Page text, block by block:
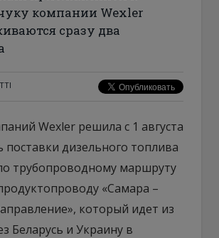
компании Wexler
сразу два
Wexler решила с 1 августа
поставки дизельного топлива
трубопроводному маршруту
«Самара –
который идет из
Беларусь и Украину в